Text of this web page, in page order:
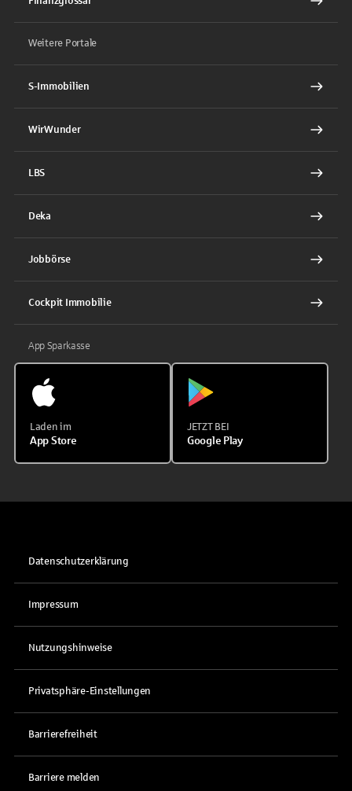
Weitere Portale
S-Immobilien
WirWunder
LBS
Deka
Jobbörse
Cockpit Immobilie
App Sparkasse
Laden im
App Store
JETZT BEI
Google Play
Datenschutzerklärung
Impressum
Nutzungshinweise
Privatsphäre-Einstellungen
Barrierefreiheit
Barriere melden